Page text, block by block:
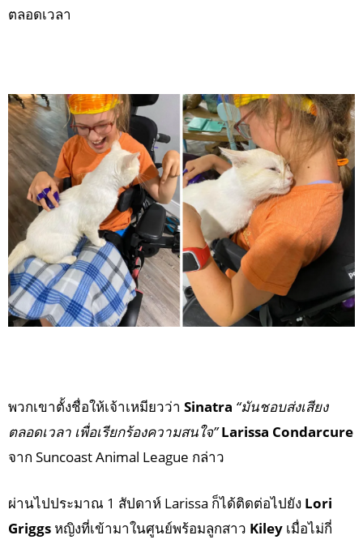
ตลอดเวลา
พวกเขาตั้งชื่อให้เจ้าเหมียวว่า Sinatra “มันชอบส่งเสียง
ตลอดเวลา เพื่อเรียกร้องความสนใจ” Larissa Condarcure
จาก Suncoast Animal League กล่าว
ผ่านไปประมาณ 1 สัปดาห์ Larissa ก็ได้ติดต่อไปยัง Lori
Griggs หญิงที่เข้ามาในศูนย์พร้อมลูกสาว Kiley เมื่อไม่กี่